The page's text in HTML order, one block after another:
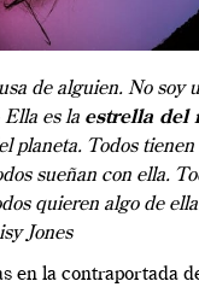
de alguien. No soy
Ella es la estrella del
planeta. Todos
sueñan con ella.
quieren algo de
Jones
en la contraportada